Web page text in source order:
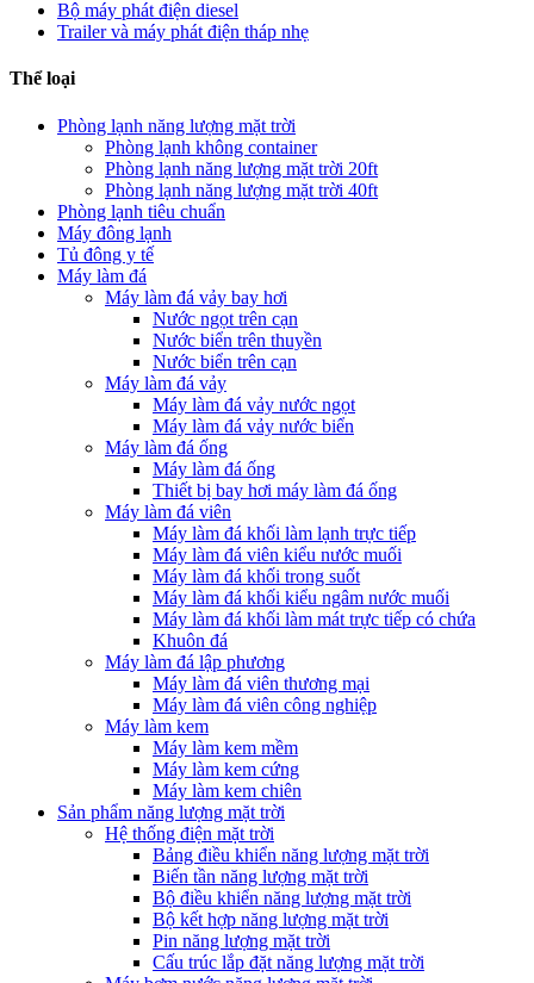
Bộ máy phát điện diesel
Trailer và máy phát điện tháp nhẹ
Thể loại
Phòng lạnh năng lượng mặt trời
Phòng lạnh không container
Phòng lạnh năng lượng mặt trời 20ft
Phòng lạnh năng lượng mặt trời 40ft
Phòng lạnh tiêu chuẩn
Máy đông lạnh
Tủ đông y tế
Máy làm đá
Máy làm đá vảy bay hơi
Nước ngọt trên cạn
Nước biển trên thuyền
Nước biển trên cạn
Máy làm đá vảy
Máy làm đá vảy nước ngọt
Máy làm đá vảy nước biển
Máy làm đá ống
Máy làm đá ống
Thiết bị bay hơi máy làm đá ống
Máy làm đá viên
Máy làm đá khối làm lạnh trực tiếp
Máy làm đá viên kiểu nước muối
Máy làm đá khối trong suốt
Máy làm đá khối kiểu ngâm nước muối
Máy làm đá khối làm mát trực tiếp có chứa
Khuôn đá
Máy làm đá lập phương
Máy làm đá viên thương mại
Máy làm đá viên công nghiệp
Máy làm kem
Máy làm kem mềm
Máy làm kem cứng
Máy làm kem chiên
Sản phẩm năng lượng mặt trời
Hệ thống điện mặt trời
Bảng điều khiển năng lượng mặt trời
Biến tần năng lượng mặt trời
Bộ điều khiển năng lượng mặt trời
Bộ kết hợp năng lượng mặt trời
Pin năng lượng mặt trời
Cấu trúc lắp đặt năng lượng mặt trời